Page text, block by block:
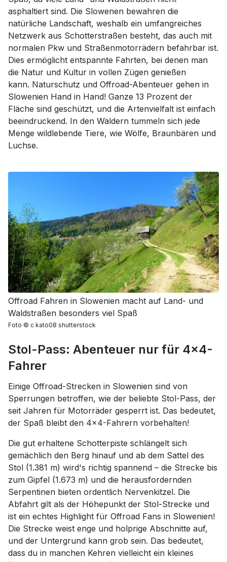
asphaltiert sind. Die Slowenen bewahren die
natürliche Landschaft, weshalb ein umfangreiches
Netzwerk aus Schotterstraßen besteht, das auch mit
normalen Pkw und Straßenmotorrädern befahrbar ist.
Dies ermöglicht entspannte Fahrten, bei denen man
die Natur und Kultur in vollen Zügen genießen
kann. Naturschutz und Offroad-Abenteuer gehen in
Slowenien Hand in Hand! Ganze 13 Prozent der
Fläche sind geschützt, und die Artenvielfalt ist einfach
beeindruckend. In den Wäldern tummeln sich jede
Menge wildlebende Tiere, wie Wölfe, Braunbären und
Luchse.
Offroad Fahren in Slowenien macht auf Land- und
Waldstraßen besonders viel Spaß
Foto © c kato08 shutterstock
Stol-Pass: Abenteuer nur für 4x4-
Fahrer
Einige Offroad-Strecken in Slowenien sind von
Sperrungen betroffen, wie der beliebte Stol-Pass, der
seit Jahren für Motorräder gesperrt ist. Das bedeutet,
der Spaß bleibt den 4x4-Fahrern vorbehalten!
Die gut erhaltene Schotterpiste schlängelt sich
gemächlich den Berg hinauf und ab dem Sattel des
Stol (1.381 m) wird's richtig spannend – die Strecke bis
zum Gipfel (1.673 m) und die herausfordernden
Serpentinen bieten ordentlich Nervenkitzel. Die
Abfahrt gilt als der Höhepunkt der Stol-Strecke und
ist ein echtes Highlight für Offroad Fans in Slowenien!
Die Strecke weist enge und holprige Abschnitte auf,
und der Untergrund kann grob sein. Das bedeutet,
dass du in manchen Kehren vielleicht ein kleines